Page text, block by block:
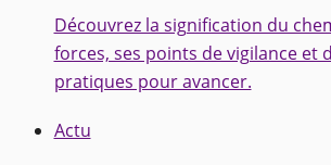
Découvrez la signification du
forces, ses points de vigilance et
pratiques pour avancer.
Actu